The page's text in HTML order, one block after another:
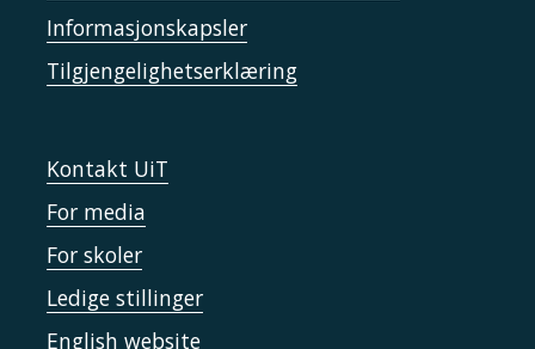
Informasjonskapsler
Tilgjengelighetserklæring
Kontakt UiT
For media
For skoler
Ledige stillinger
English website